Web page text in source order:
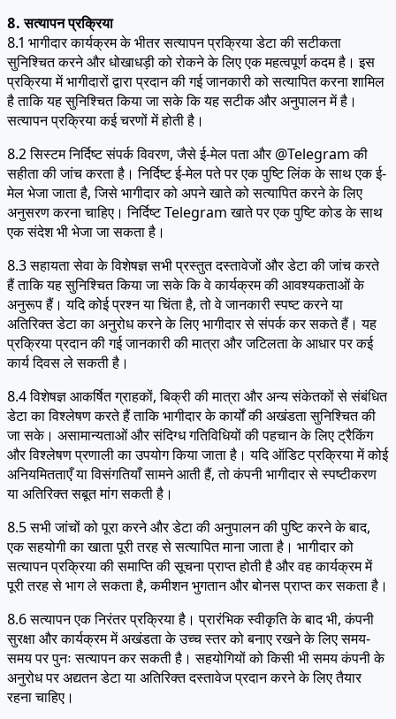
8. सत्यापन प्रक्रिया
8.1 भागीदार कार्यक्रम के भीतर सत्यापन प्रक्रिया डेटा की सटीकता
सुनिश्चित करने और धोखाधड़ी को रोकने के लिए एक महत्वपूर्ण कदम है। इस
प्रक्रिया में भागीदारों द्वारा प्रदान की गई जानकारी को सत्यापित करना शामिल
है ताकि यह सुनिश्चित किया जा सके कि यह सटीक और अनुपालन में है।
सत्यापन प्रक्रिया कई चरणों में होती है।
8.2 सिस्टम निर्दिष्ट संपर्क विवरण, जैसे ई-मेल पता और @Telegram की
सहीता की जांच करता है। निर्दिष्ट ई-मेल पते पर एक पुष्टि लिंक के साथ एक ई-
मेल भेजा जाता है, जिसे भागीदार को अपने खाते को सत्यापित करने के लिए
अनुसरण करना चाहिए। निर्दिष्ट Telegram खाते पर एक पुष्टि कोड के साथ
एक संदेश भी भेजा जा सकता है।
8.3 सहायता सेवा के विशेषज्ञ सभी प्रस्तुत दस्तावेजों और डेटा की जांच करते
हैं ताकि यह सुनिश्चित किया जा सके कि वे कार्यक्रम की आवश्यकताओं के
अनुरूप हैं। यदि कोई प्रश्न या चिंता है, तो वे जानकारी स्पष्ट करने या
अतिरिक्त डेटा का अनुरोध करने के लिए भागीदार से संपर्क कर सकते हैं। यह
प्रक्रिया प्रदान की गई जानकारी की मात्रा और जटिलता के आधार पर कई
कार्य दिवस ले सकती है।
8.4 विशेषज्ञ आकर्षित ग्राहकों, बिक्री की मात्रा और अन्य संकेतकों से संबंधित
डेटा का विश्लेषण करते हैं ताकि भागीदार के कार्यों की अखंडता सुनिश्चित की
जा सके। असामान्यताओं और संदिग्ध गतिविधियों की पहचान के लिए ट्रैकिंग
और विश्लेषण प्रणाली का उपयोग किया जाता है। यदि ऑडिट प्रक्रिया में कोई
अनियमितताएँ या विसंगतियाँ सामने आती हैं, तो कंपनी भागीदार से स्पष्टीकरण
या अतिरिक्त सबूत मांग सकती है।
8.5 सभी जांचों को पूरा करने और डेटा की अनुपालन की पुष्टि करने के बाद,
एक सहयोगी का खाता पूरी तरह से सत्यापित माना जाता है। भागीदार को
सत्यापन प्रक्रिया की समाप्ति की सूचना प्राप्त होती है और वह कार्यक्रम में
पूरी तरह से भाग ले सकता है, कमीशन भुगतान और बोनस प्राप्त कर सकता है।
8.6 सत्यापन एक निरंतर प्रक्रिया है। प्रारंभिक स्वीकृति के बाद भी, कंपनी
सुरक्षा और कार्यक्रम में अखंडता के उच्च स्तर को बनाए रखने के लिए समय-
समय पर पुनः सत्यापन कर सकती है। सहयोगियों को किसी भी समय कंपनी के
अनुरोध पर अद्यतन डेटा या अतिरिक्त दस्तावेज प्रदान करने के लिए तैयार
रहना चाहिए।